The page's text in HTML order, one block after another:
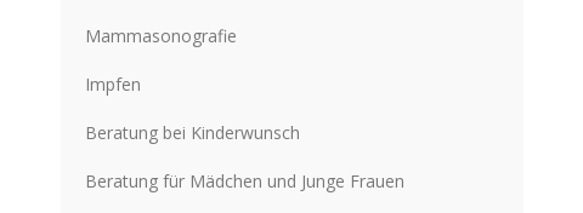
Mammasonografie
Impfen
Beratung bei Kinderwunsch
Beratung für Mädchen und Junge Frauen